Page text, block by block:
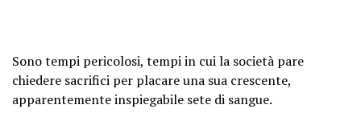
Sono tempi pericolosi, tempi in cui la società pare
chiedere sacrifici per placare una sua crescente,
apparentemente inspiegabile sete di sangue.